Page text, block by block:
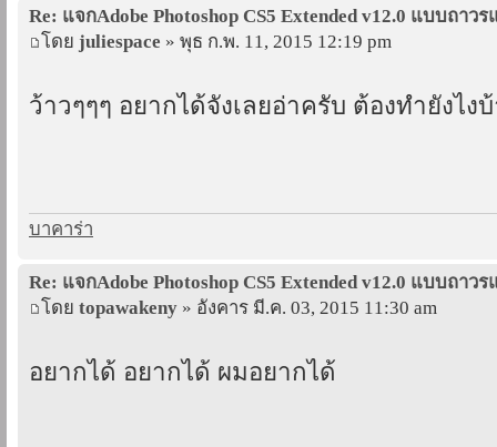
Re: แจกAdobe Photoshop CS5 Extended v12.0 แบบถาว
โดย juliespace » พุธ ก.พ. 11, 2015 12:19 pm
ว้าวๆๆๆ อยากได้จังเลยอ่าครับ ต้องทำยังไง
บาคาร่า
Re: แจกAdobe Photoshop CS5 Extended v12.0 แบบถาว
โดย topawakeny » อังคาร มี.ค. 03, 2015 11:30 am
อยากได้ อยากได้ ผมอยากได้